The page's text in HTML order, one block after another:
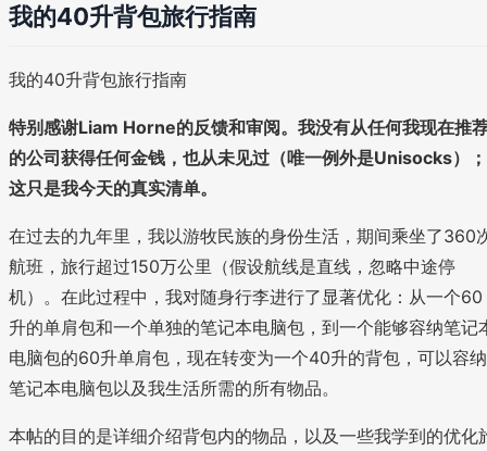
我的40升背包旅行指南
我的40升背包旅行指南
特别感谢Liam Horne的反馈和审阅。我没有从任何我现在推
的公司获得任何金钱，也从未见过（唯一例外是Unisocks）；
这只是我今天的真实清单。
在过去的九年里，我以游牧民族的身份生活，期间乘坐了360
航班，旅行超过150万公里（假设航线是直线，忽略中途停
机）。在此过程中，我对随身行李进行了显著优化：从一个60
升的单肩包和一个单独的笔记本电脑包，到一个能够容纳笔记
电脑包的60升单肩包，现在转变为一个40升的背包，可以容纳
笔记本电脑包以及我生活所需的所有物品。
本帖的目的是详细介绍背包内的物品，以及一些我学到的优化